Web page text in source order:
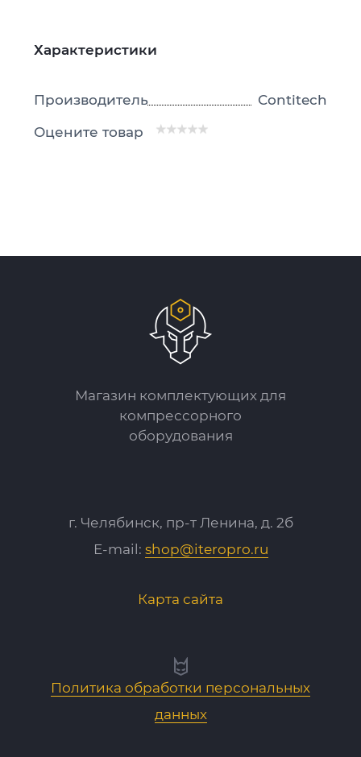
Характеристики
Производитель
Contitech
Оцените товар
Магазин комплектующих для
компрессорного
оборудования
г. Челябинск, пр-т Ленина, д. 2б
E-mail: shop@iteropro.ru
Карта сайта
Политика обработки персональных
данных